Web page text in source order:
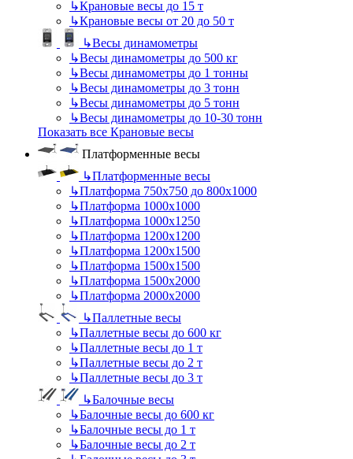
↳Крановые весы до 15 т
↳Крановые весы от 20 до 50 т
↳Весы динамометры
↳Весы динамометры до 500 кг
↳Весы динамометры до 1 тонны
↳Весы динамометры до 3 тонн
↳Весы динамометры до 5 тонн
↳Весы динамометры до 10-30 тонн
Показать все Крановые весы
Платформенные весы
↳Платформенные весы
↳Платформа 750х750 до 800х1000
↳Платформа 1000х1000
↳Платформа 1000х1250
↳Платформа 1200х1200
↳Платформа 1200х1500
↳Платформа 1500х1500
↳Платформа 1500х2000
↳Платформа 2000х2000
↳Паллетные весы
↳Паллетные весы до 600 кг
↳Паллетные весы до 1 т
↳Паллетные весы до 2 т
↳Паллетные весы до 3 т
↳Балочные весы
↳Балочные весы до 600 кг
↳Балочные весы до 1 т
↳Балочные весы до 2 т